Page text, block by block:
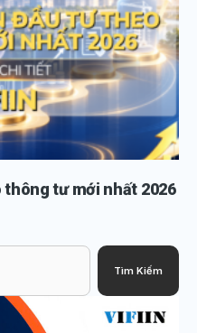
thông tư mới nhất 2026
Tìm Kiếm